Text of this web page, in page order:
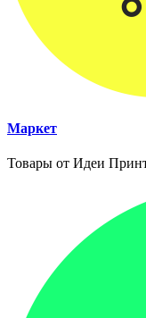
Маркет
Товары от Идеи